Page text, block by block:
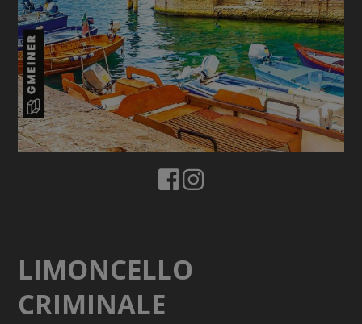
LIMONCELLO
CRIMINALE